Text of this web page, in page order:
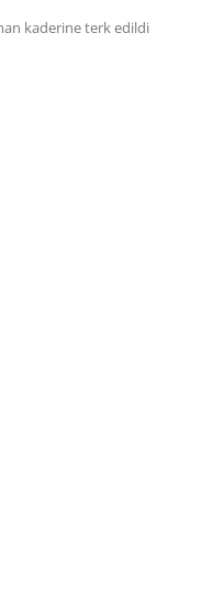
kaderine terk edildi